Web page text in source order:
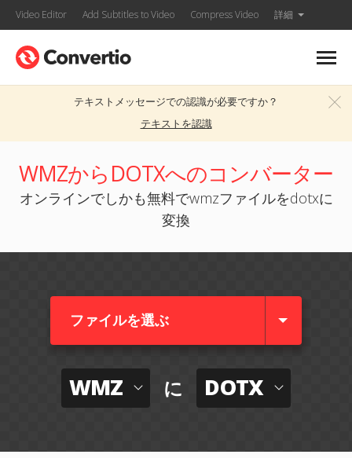
Video Editor Add Subtitles to Video Compress Video 詳細
テキストメッセージでの認識が必要ですか？
テキストを認識
WMZからDOTXへのコンバーター
オンラインでしかも無料でwmzファイルをdotxに
変換
ファイルを選ぶ
WMZ に DOTX